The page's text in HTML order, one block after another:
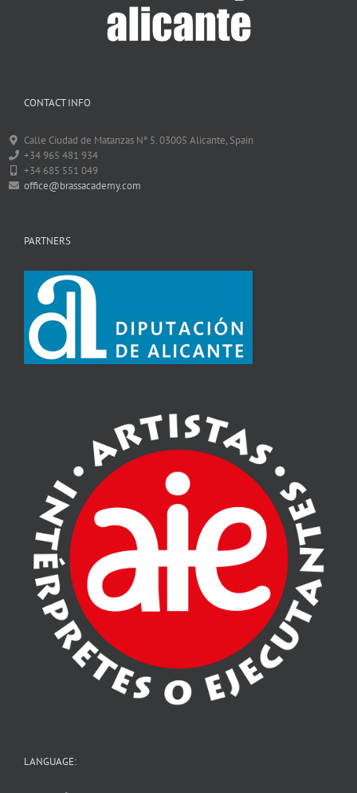
CONTACT INFO
Calle Ciudad de Matanzas Nº 5. 03005 Alicante, Spain
+34 965 481 934
+34 685 551 049
office@brassacademy.com
PARTNERS
LANGUAGE: